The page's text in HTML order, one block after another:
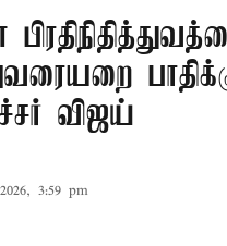
விஜய்
3:59 pm